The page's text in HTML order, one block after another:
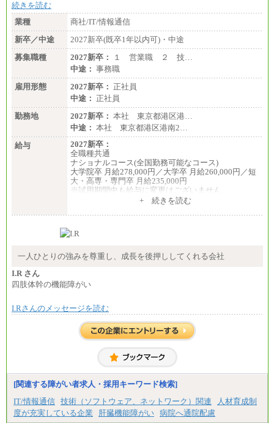
続きを読む
業種
商社/IT/情報通信
新卒／中途
2027新卒(既卒1年以内可)・中途
募集職種
2027新卒：
１ 営業職 ２ 技…
中途： 事務職
雇用形態
2027新卒： 正社員
中途： 正社員
勤務地
2027新卒： 本社 東京都港区港…
中途： 本社 東京都港区港南2…
給与
2027新卒：
全職種共通
ナショナルコース(全国勤務可能なコース)
大学院卒 月給278,000円／大学卒 月給260,000円／短
大・高専・専門卒 月給235,000円
※試用期間中も給与に変更はございません
大学院卒 月給264,000円／大学卒 月給250,000円／短
※試用期間中も給与に変更はございません
月給：250,000円～400,000円
+ 続きを読む
一人ひとりの強みを尊重し、成長を後押ししてくれる会社
I.R さん
四肢体幹の機能障がい
I.Rさんのメッセージを読む
[関連する障がい者求人・採用キーワード検索]
IT/情報通信 技術（ソフトウェア、ネットワーク）関連
人材育成制
度が充実している企業
肝臓機能障がい 病院へ通院配慮